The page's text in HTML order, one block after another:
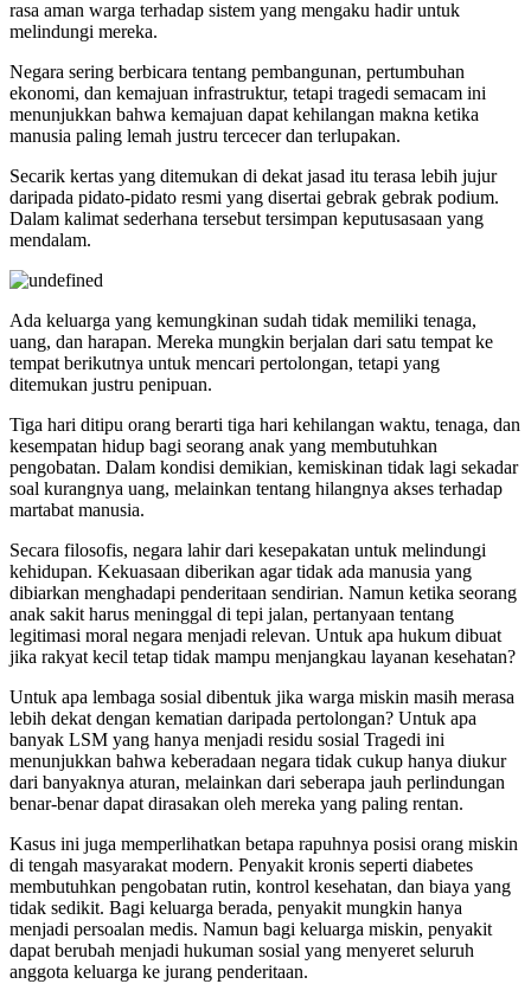
rasa aman warga terhadap sistem yang mengaku hadir untuk
melindungi mereka.
Negara sering berbicara tentang pembangunan, pertumbuhan
ekonomi, dan kemajuan infrastruktur, tetapi tragedi semacam ini
menunjukkan bahwa kemajuan dapat kehilangan makna ketika
manusia paling lemah justru tercecer dan terlupakan.
Secarik kertas yang ditemukan di dekat jasad itu terasa lebih jujur
daripada pidato-pidato resmi yang disertai gebrak gebrak podium.
Dalam kalimat sederhana tersebut tersimpan keputusasaan yang
mendalam.
Ada keluarga yang kemungkinan sudah tidak memiliki tenaga,
uang, dan harapan. Mereka mungkin berjalan dari satu tempat ke
tempat berikutnya untuk mencari pertolongan, tetapi yang
ditemukan justru penipuan.
Tiga hari ditipu orang berarti tiga hari kehilangan waktu, tenaga, dan
kesempatan hidup bagi seorang anak yang membutuhkan
pengobatan. Dalam kondisi demikian, kemiskinan tidak lagi sekadar
soal kurangnya uang, melainkan tentang hilangnya akses terhadap
martabat manusia.
Secara filosofis, negara lahir dari kesepakatan untuk melindungi
kehidupan. Kekuasaan diberikan agar tidak ada manusia yang
dibiarkan menghadapi penderitaan sendirian. Namun ketika seorang
anak sakit harus meninggal di tepi jalan, pertanyaan tentang
legitimasi moral negara menjadi relevan. Untuk apa hukum dibuat
jika rakyat kecil tetap tidak mampu menjangkau layanan kesehatan?
Untuk apa lembaga sosial dibentuk jika warga miskin masih merasa
lebih dekat dengan kematian daripada pertolongan? Untuk apa
banyak LSM yang hanya menjadi residu sosial Tragedi ini
menunjukkan bahwa keberadaan negara tidak cukup hanya diukur
dari banyaknya aturan, melainkan dari seberapa jauh perlindungan
benar-benar dapat dirasakan oleh mereka yang paling rentan.
Kasus ini juga memperlihatkan betapa rapuhnya posisi orang miskin
di tengah masyarakat modern. Penyakit kronis seperti diabetes
membutuhkan pengobatan rutin, kontrol kesehatan, dan biaya yang
tidak sedikit. Bagi keluarga berada, penyakit mungkin hanya
menjadi persoalan medis. Namun bagi keluarga miskin, penyakit
dapat berubah menjadi hukuman sosial yang menyeret seluruh
anggota keluarga ke jurang penderitaan.